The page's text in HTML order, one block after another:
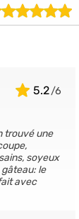
5.2
trouvé une
soyeux
le
avec